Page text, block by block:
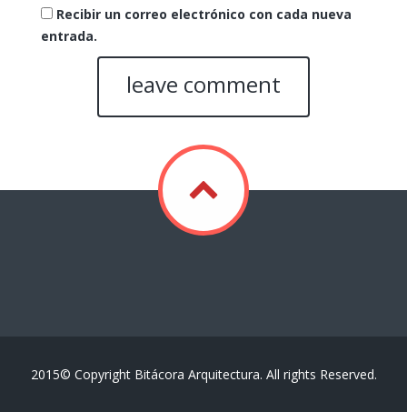
Recibir un correo electrónico con cada nueva
entrada.
2015© Copyright Bitácora Arquitectura. All rights Reserved.